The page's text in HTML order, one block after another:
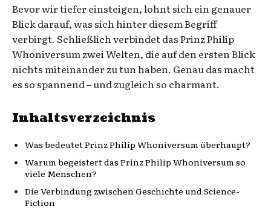
Bevor wir tiefer einsteigen, lohnt sich ein genauer
Blick darauf, was sich hinter diesem Begriff
verbirgt. Schließlich verbindet das Prinz Philip
Whoniversum zwei Welten, die auf den ersten Blick
nichts miteinander zu tun haben. Genau das macht
es so spannend – und zugleich so charmant.
Inhaltsverzeichnis
Was bedeutet Prinz Philip Whoniversum überhaupt?
Warum begeistert das Prinz Philip Whoniversum so
viele Menschen?
Die Verbindung zwischen Geschichte und Science-
Fiction